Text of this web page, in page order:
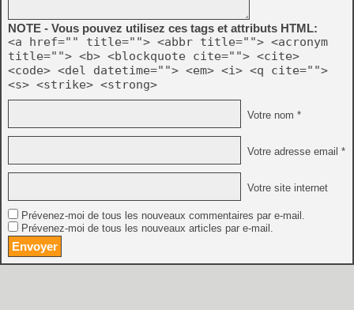
NOTE - Vous pouvez utilisez ces tags et attributs HTML:
<a href="" title=""> <abbr title=""> <acronym
title=""> <b> <blockquote cite=""> <cite>
<code> <del datetime=""> <em> <i> <q cite="">
<s> <strike> <strong>
Votre nom *
Votre adresse email *
Votre site internet
Prévenez-moi de tous les nouveaux commentaires par e-mail.
Prévenez-moi de tous les nouveaux articles par e-mail.